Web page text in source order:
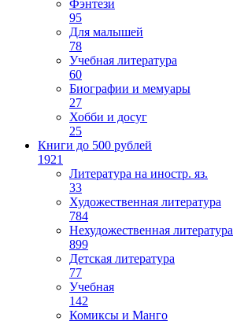
Фэнтези
95
Для малышей
78
Учебная литература
60
Биографии и мемуары
27
Хобби и досуг
25
Книги до 500 рублей
1921
Литература на иностр. яз.
33
Художественная литература
784
Нехудожественная литература
899
Детская литература
77
Учебная
142
Комиксы и Манго